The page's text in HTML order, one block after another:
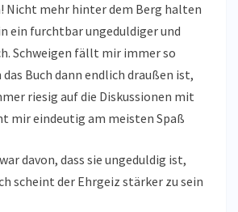
Nicht mehr hinter dem Berg halten
ein furchtbar ungeduldiger und
Schweigen fällt mir immer so
das Buch dann endlich draußen ist,
riesig auf die Diskussionen mit
mir eindeutig am meisten Spaß
davon, dass sie ungeduldig ist,
scheint der Ehrgeiz stärker zu sein